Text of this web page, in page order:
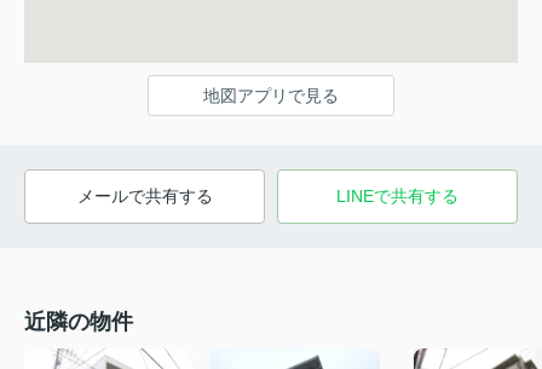
地図アプリで見る
メールで共有する LINEで共有する
近隣の物件